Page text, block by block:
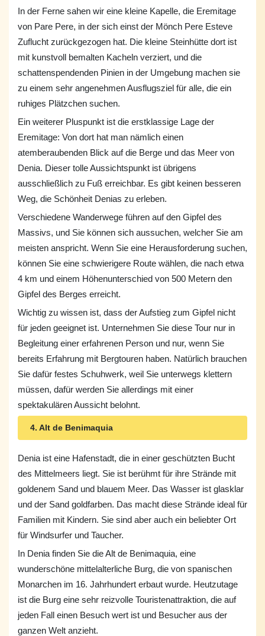
In der Ferne sahen wir eine kleine Kapelle, die Eremitage
von Pare Pere, in der sich einst der Mönch Pere Esteve
Zuflucht zurückgezogen hat. Die kleine Steinhütte dort ist
mit kunstvoll bemalten Kacheln verziert, und die
schattenspendenden Pinien in der Umgebung machen sie
zu einem sehr angenehmen Ausflugsziel für alle, die ein
ruhiges Plätzchen suchen.
Ein weiterer Pluspunkt ist die erstklassige Lage der
Eremitage: Von dort hat man nämlich einen
atemberaubenden Blick auf die Berge und das Meer von
Denia. Dieser tolle Aussichtspunkt ist übrigens
ausschließlich zu Fuß erreichbar. Es gibt keinen besseren
Weg, die Schönheit Denias zu erleben.
Verschiedene Wanderwege führen auf den Gipfel des
Massivs, und Sie können sich aussuchen, welcher Sie am
meisten anspricht. Wenn Sie eine Herausforderung suchen,
können Sie eine schwierigere Route wählen, die nach etwa
4 km und einem Höhenunterschied von 500 Metern den
Gipfel des Berges erreicht.
Wichtig zu wissen ist, dass der Aufstieg zum Gipfel nicht
für jeden geeignet ist. Unternehmen Sie diese Tour nur in
Begleitung einer erfahrenen Person und nur, wenn Sie
bereits Erfahrung mit Bergtouren haben. Natürlich brauchen
Sie dafür festes Schuhwerk, weil Sie unterwegs klettern
müssen, dafür werden Sie allerdings mit einer
spektakulären Aussicht belohnt.
4. Alt de Benimaquia
Denia ist eine Hafenstadt, die in einer geschützten Bucht
des Mittelmeers liegt. Sie ist berühmt für ihre Strände mit
goldenem Sand und blauem Meer. Das Wasser ist glasklar
und der Sand goldfarben. Das macht diese Strände ideal für
Familien mit Kindern. Sie sind aber auch ein beliebter Ort
für Windsurfer und Taucher.
In Denia finden Sie die Alt de Benimaquia, eine
wunderschöne mittelalterliche Burg, die von spanischen
Monarchen im 16. Jahrhundert erbaut wurde. Heutzutage
ist die Burg eine sehr reizvolle Touristenattraktion, die auf
jeden Fall einen Besuch wert ist und Besucher aus der
ganzen Welt anzieht.